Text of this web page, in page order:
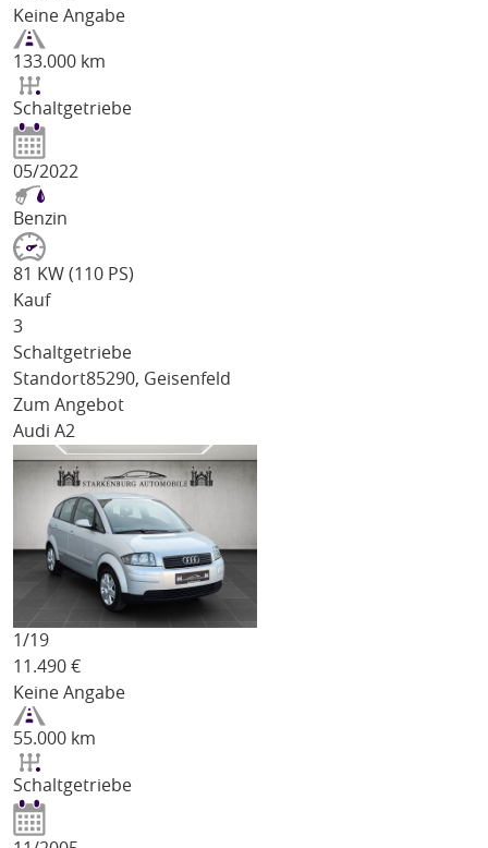
Keine Angabe
133.000 km
Schaltgetriebe
05/2022
Benzin
81 KW (110 PS)
Kauf
3
Schaltgetriebe
Standort85290, Geisenfeld
Zum Angebot
Audi A2
1/19
11.490 €
Keine Angabe
55.000 km
Schaltgetriebe